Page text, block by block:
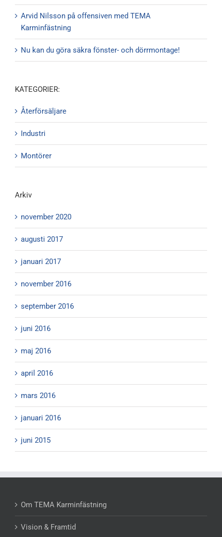
Arvid Nilsson på offensiven med TEMA
Karminfästning
Nu kan du göra säkra fönster- och dörrmontage!
KATEGORIER:
Återförsäljare
Industri
Montörer
Arkiv
november 2020
augusti 2017
januari 2017
november 2016
september 2016
juni 2016
maj 2016
april 2016
mars 2016
januari 2016
juni 2015
Om TEMA Karminfästning
Vision & Framtid